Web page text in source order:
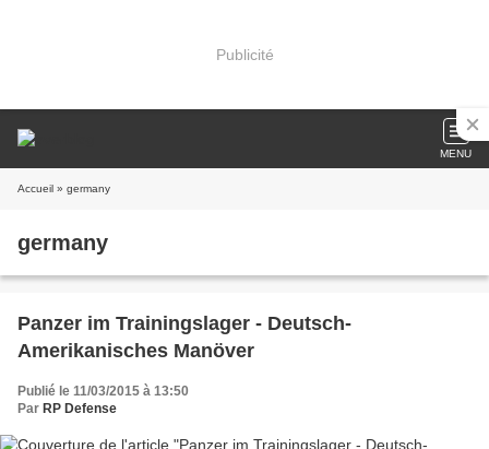
Publicité
MENU
Accueil » germany
germany
Panzer im Trainingslager - Deutsch-
Amerikanisches Manöver
Publié le 11/03/2015 à 13:50
Par RP Defense